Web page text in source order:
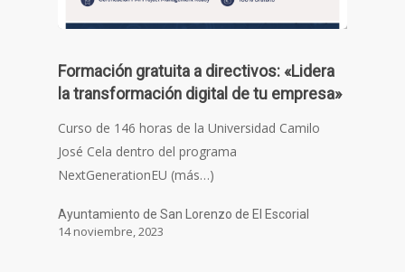
Formación gratuita a directivos: «Lidera
la transformación digital de tu empresa»
Curso de 146 horas de la Universidad Camilo
José Cela dentro del programa
NextGenerationEU (más…)
Ayuntamiento de San Lorenzo de El Escorial
14 noviembre, 2023